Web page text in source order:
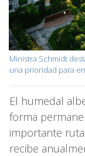
Ministra Schmidt
una prioridad para
El humedal
forma
importante
recibe